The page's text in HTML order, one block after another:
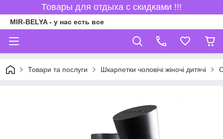
Товары для отдыха с скидками !!!
MIR-BELYA - у нас есть все
Товари та послуги Шкарпетки чоловічі жіночі дитячі